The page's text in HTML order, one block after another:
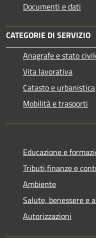
Documenti e dati
CATEGORIE DI SERVIZIO
Anagrafe e stato
Vita lavorativa
Catasto e urbanistica
Mobilità e trasporti
Educazione e
Tributi,finanze e
Ambiente
Salute, benessere e
Autorizzazioni